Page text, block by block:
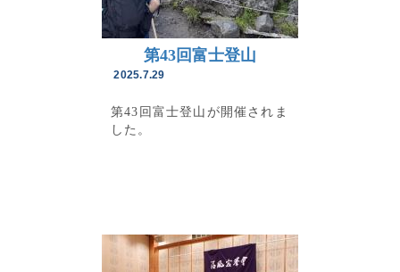
第43回富士登山
2025.7.29
第43回富士登山が開催されま
した。